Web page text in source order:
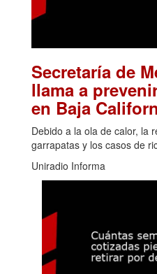
Secretaría de
llama a
en Baja
Debido a la ola de calor, la
garrapatas y los casos de
Uniradio Informa